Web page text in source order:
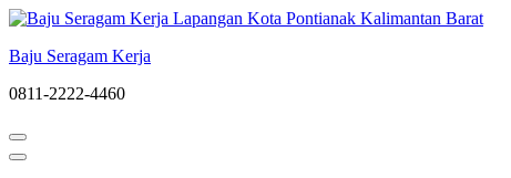
Lompat
konten
Enter)
Baju Seragam Kerja
0811-2222-4460